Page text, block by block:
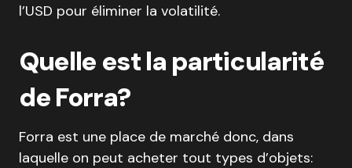
l’USD pour éliminer la volatilité.
Quelle est la particularité
de Forra?
Forra est une place de marché donc, dans
laquelle on peut acheter tout types d’objets: